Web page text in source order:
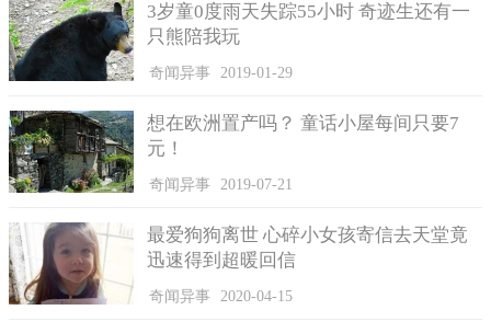
3岁童0度雨天失踪55小时 奇迹生还有一
只熊陪我玩
奇闻异事 2019-01-29
想在欧洲置产吗？ 童话小屋每间只要7
元！
奇闻异事 2019-07-21
最爱狗狗离世 心碎小女孩寄信去天堂竟
迅速得到超暖回信
奇闻异事 2020-04-15